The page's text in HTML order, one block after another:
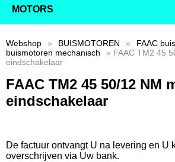
MOTORS
Webshop » BUISMOTOREN » FAAC
buismotoren mechanisch
» FAAC TM2 45
eindschakelaar
FAAC TM2 45 50/12 NM
eindschakelaar
De factuur ontvangt U na levering en U
overschrijven via Uw bank.